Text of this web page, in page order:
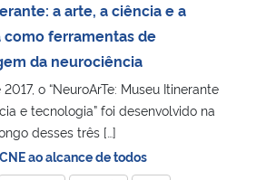
a arte, a ciência e a
ferramentas de
da neurociência
o “NeuroArTe: Museu Itinerante
e tecnologia” foi desenvolvido na
desses três […]
ao alcance de todos